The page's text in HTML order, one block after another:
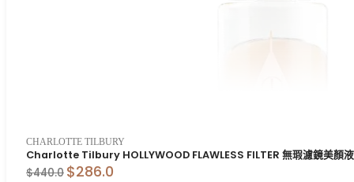
CHARLOTTE TILBURY
Charlotte Tilbury HOLLYWOOD FLAWLESS FILTER 無瑕濾鏡美顏液
$440.0 $286.0